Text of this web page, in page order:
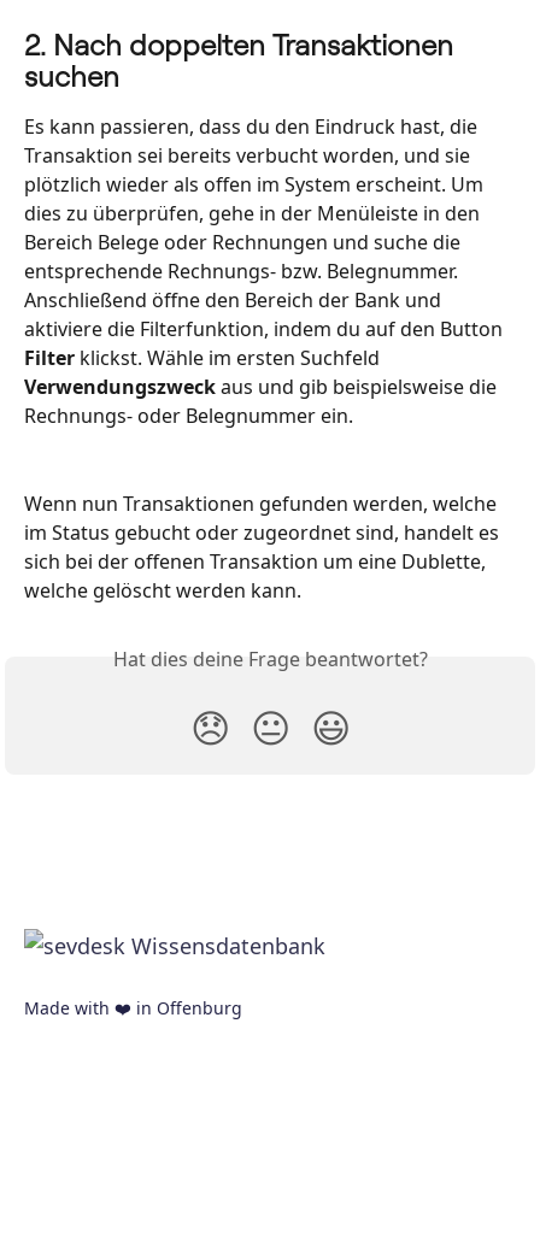
2. Nach doppelten Transaktionen
suchen
Es kann passieren, dass du den Eindruck hast, die
Transaktion sei bereits verbucht worden, und sie
plötzlich wieder als offen im System erscheint. Um
dies zu überprüfen, gehe in der Menüleiste in den
Bereich Belege oder Rechnungen und suche die
entsprechende Rechnungs- bzw. Belegnummer.
Anschließend öffne den Bereich der Bank und
aktiviere die Filterfunktion, indem du auf den Button
Filter klickst. Wähle im ersten Suchfeld
Verwendungszweck aus und gib beispielsweise die
Rechnungs- oder Belegnummer ein.
Wenn nun Transaktionen gefunden werden, welche
im Status gebucht oder zugeordnet sind, handelt es
sich bei der offenen Transaktion um eine Dublette,
welche gelöscht werden kann.
Hat dies deine Frage beantwortet?
😞 😐 😃
Made with ❤️ in Offenburg